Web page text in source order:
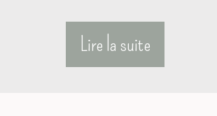
Lire la suite